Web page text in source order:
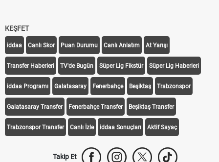
Transfer Haberleri TV'de Bugün Süper Lig Fikstür Süper Lig Haberleri
iddaa Programı Galatasaray Fenerbahçe Beşiktaş Trabzonspor
Galatasaray Transfer Fenerbahçe Transfer Beşiktaş Transfer
Trabzonspor Transfer Canlı İzle iddaa Sonuçları Aktif Sayaç
Takip Et